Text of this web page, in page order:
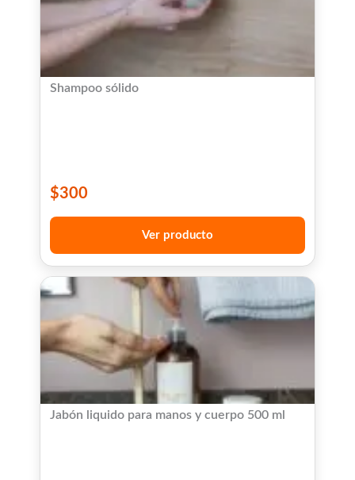
Shampoo sólido
$300
Ver producto
Jabón liquido para manos y cuerpo 500 ml